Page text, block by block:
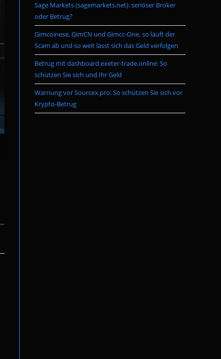
Sage Markets (sagemarkets.net): seriöser Broker
oder Betrug?
Gimcoinese, GimCN und Gimcc-One, so läuft der
Scam ab und so weit lässt sich das Geld verfolgen
Betrug mit dashboard.exeter-trade.online: So
schützen Sie sich und Ihr Geld
Warnung vor Sourcex.pro: So schützen Sie sich vor
Krypto-Betrug